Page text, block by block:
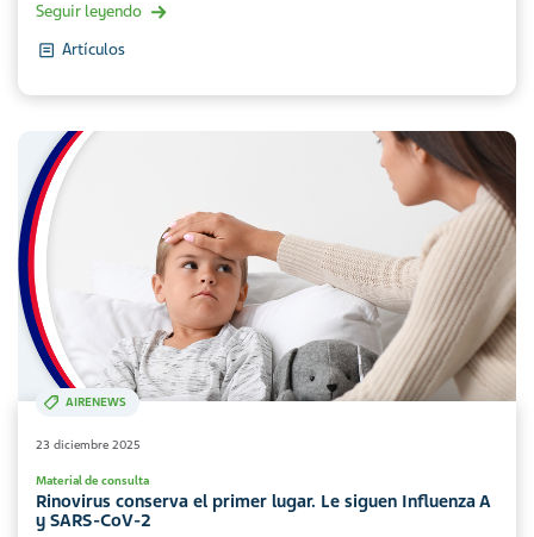
Seguir leyendo
Artículos
AIRENEWS
23 diciembre 2025
Material de consulta
Rinovirus conserva el primer lugar. Le siguen Influenza A
y SARS-CoV-2